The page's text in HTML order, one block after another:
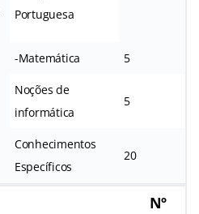
Portuguesa
-Matemática 5
Noções de
informática
5
Conhecimentos
Específicos
20
Nº